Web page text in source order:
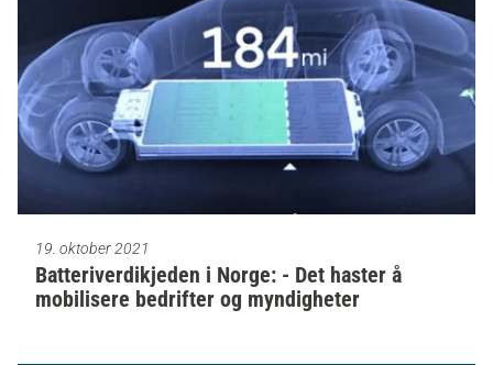
19. oktober 2021
Batteriverdikjeden i Norge: - Det haster å
mobilisere bedrifter og myndigheter